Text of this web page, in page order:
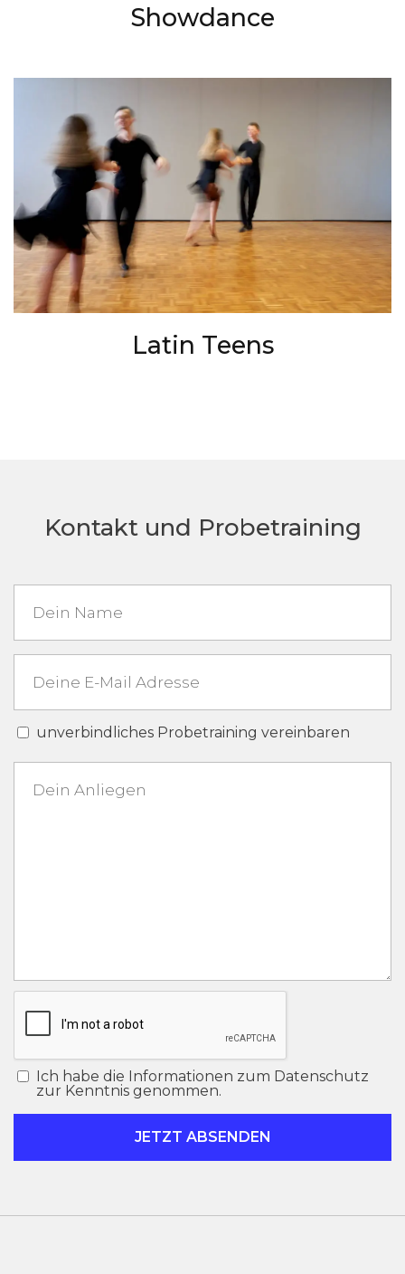
Showdance
Latin Teens
Kontakt und Probetraining
unverbindliches Probetraining vereinbaren
Ich habe die Informationen zum Datenschutz
zur Kenntnis genommen.